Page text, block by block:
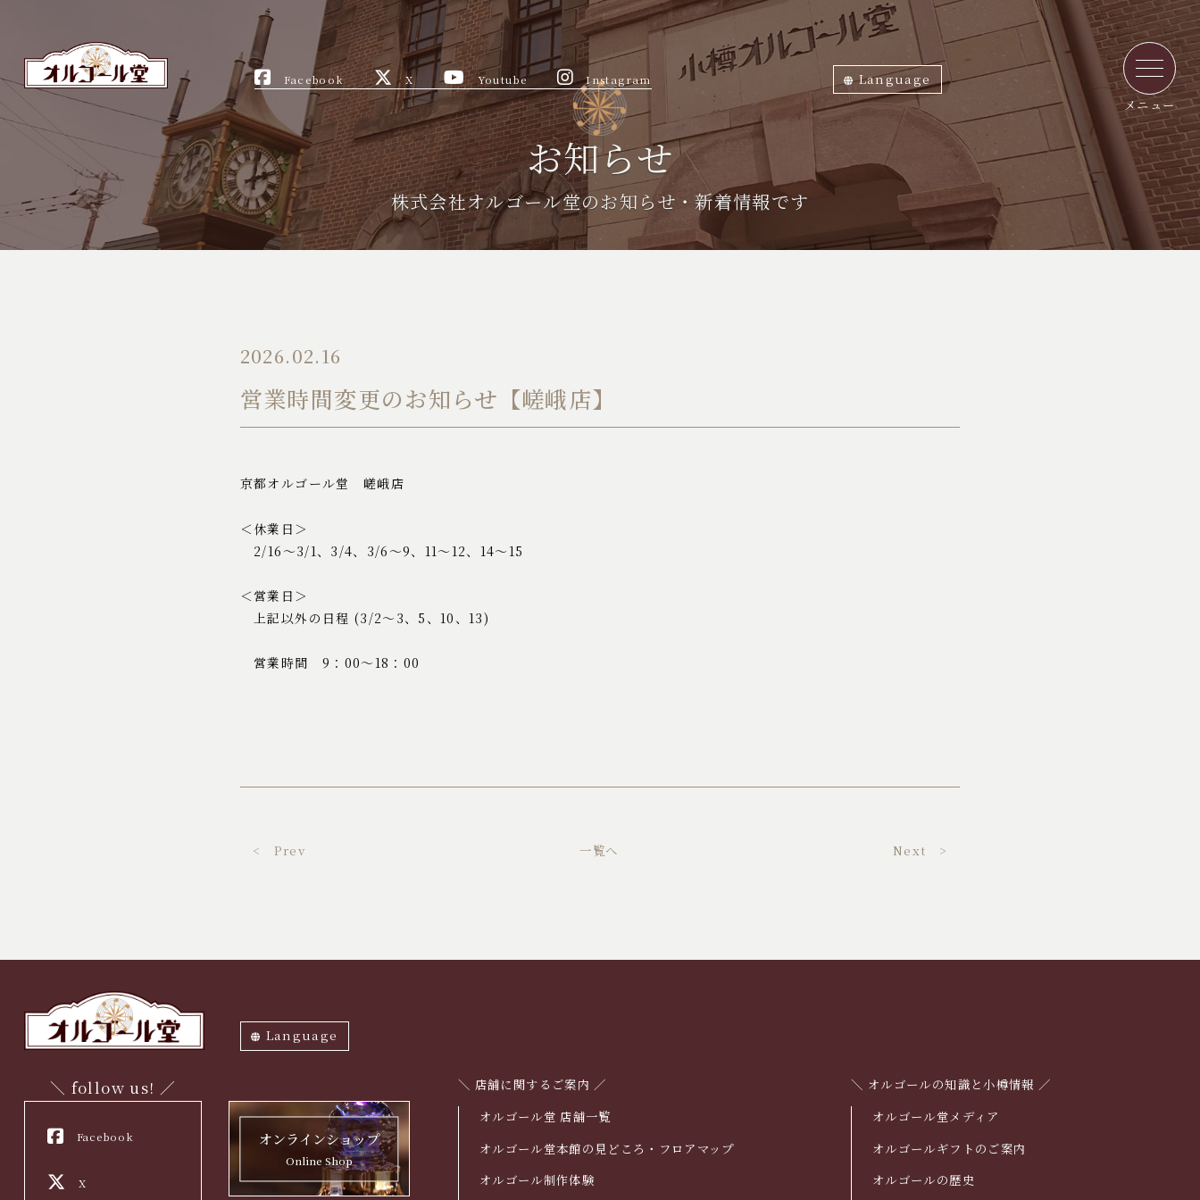
Facebook X Youtube Instagram
Language
English
한국어
中文繁体
中文簡体
ภาษาไทย
日本語 メニュー
お知らせ
株式会社オルゴール堂のお知らせ・新着情報です
2026.02.16
営業時間変更のお知らせ【嵯峨店】
京都オルゴール堂 嵯峨店
＜休業日＞
2/16～3/1、3/4、3/6～9、11～12、14～15
＜営業日＞
上記以外の日程 (3/2～3、5、10、13)
営業時間 9：00～18：00
< Prev 一覧へ Next >
Language
＼ follow us! ／
Facebook
X
オンラインショップ
Online Shop
＼ 店舗に関するご案内 ／
オルゴール堂 店舗一覧
オルゴール堂本館の見どころ・フロアマップ
オルゴール制作体験
＼ オルゴールの知識と小樽情報 ／
オルゴール堂メディア
オルゴールギフトのご案内
オルゴールの歴史